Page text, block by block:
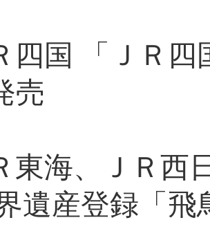
四国 「ＪＲ
売
東海、ＪＲ西
遺産登録「